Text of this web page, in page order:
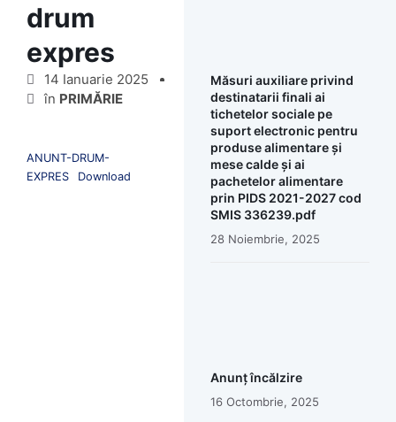
drum
expres
14 Ianuarie 2025
în PRIMĂRIE
ANUNT-DRUM-
EXPRES
Download
Măsuri auxiliare privind
destinatarii finali ai
tichetelor sociale pe
suport electronic pentru
produse alimentare și
mese calde și ai
pachetelor alimentare
prin PIDS 2021-2027 cod
SMIS 336239.pdf
28 Noiembrie, 2025
Anunț încălzire
16 Octombrie, 2025